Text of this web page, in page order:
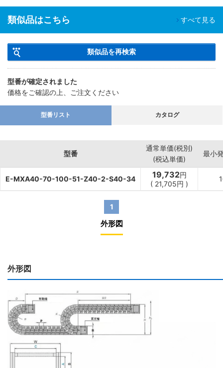
類似品はこちら すべて見る
類似品を再検索
型番が確定されました
価格をご確認の上、ご注文ください
型番リスト カタログ
型番
通常単価(税別)
(税込単価)
最小
E-MXA40-70-100-51-Z40-2-S40-34 19,732円
( 21,705円 )
1
外形図
外形図